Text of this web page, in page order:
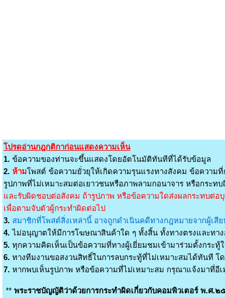
โปรดอ่านกฎกติกาก่อนแสดงความเห็น
1. ข้อความของท่านจะขึ้นแสดงโดยอัตโนมัติทันทีที่ได้รับข้อมูล
2. ห้ามโพสต์ ข้อความยั่วยุให้เกิดความรุนแรงทางสังคม ข้อความ
รูปภาพที่ไม่เหมาะสมต่อเยาวชนหรือภาพลามกอนาจาร หรือกระทบ
และรับผิดชอบต่อสังคม ถ้ารูปภาพ หรือข้อความใดส่งผลกระทบต่อ
เพื่อตามจับตัวผู้กระทำผิดต่อไป
3. สมาชิกที่โพสต์สิ่งเหล่านี้ อาจถูกดำเนินคดีทางกฎหมายจากผู้เสีย
4. ไม่อนุญาตให้มีการโฆษณาสินค้าใด ๆ ทั้งสิ้น ทั้งทางตรงและทา
5. ทุกความคิดเห็นเป็นข้อความที่ทางผู้เยี่ยมชมเข้ามาร่วมตั้งกระทู้
6. ทางทีมงานขอสงวนสิทธิ์ในการลบกระทู้ที่ไม่เหมาะสมได้ทันที
7. หากพบเห็นรูปภาพ หรือข้อความที่ไม่เหมาะสม กรุณาแจ้งมาที่อีเ
** พระราชบัญญัติว่าด้วยการกระทำผิดเกี่ยวกับคอมพิวเตอร์ พ.ศ.๒